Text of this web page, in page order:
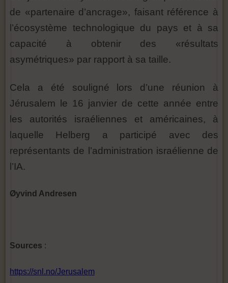
de «partenaire d’ancrage», faisant référence à
l’écosystème technologique du pays et à sa
capacité à obtenir des «résultats
asymétriques» par rapport à sa taille.
Cela a été souligné lors d’une réunion à
Jérusalem le 16 janvier de cette année entre
les autorités israéliennes et américaines, à
laquelle Helberg a participé avec des
représentants de l’administration israélienne de
l’IA.
Øyvind Andresen
Sources :
https://snl.no/Jerusalem